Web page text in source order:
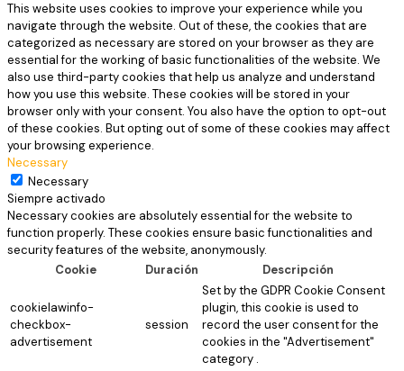
This website uses cookies to improve your experience while you
navigate through the website. Out of these, the cookies that are
categorized as necessary are stored on your browser as they are
essential for the working of basic functionalities of the website. We
also use third-party cookies that help us analyze and understand
how you use this website. These cookies will be stored in your
browser only with your consent. You also have the option to opt-out
of these cookies. But opting out of some of these cookies may affect
your browsing experience.
Necessary
Necessary
Siempre activado
Necessary cookies are absolutely essential for the website to
function properly. These cookies ensure basic functionalities and
security features of the website, anonymously.
Cookie
Duración Descripción
cookielawinfo-
checkbox-
advertisement
session
Set by the GDPR Cookie Consent
plugin, this cookie is used to
record the user consent for the
cookies in the "Advertisement"
category .